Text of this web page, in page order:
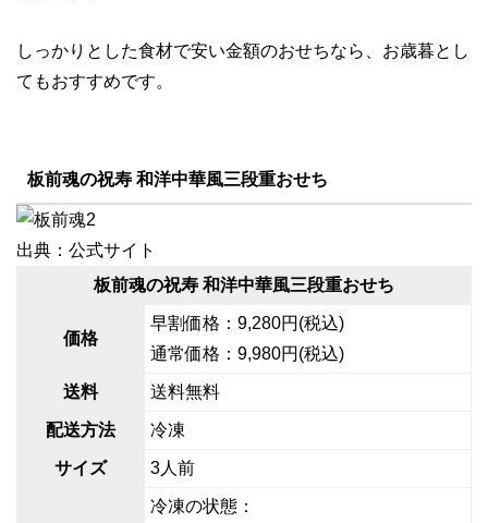
しっかりとした食材で安い金額のおせちなら、お歳暮とし
てもおすすめです。
板前魂の祝寿 和洋中華風三段重おせち
出典：公式サイト
板前魂の祝寿 和洋中華風三段重おせち
価格
早割価格：9,280円(税込)
通常価格：9,980円(税込)
送料 送料無料
配送方法 冷凍
サイズ 3人前
冷凍の状態：